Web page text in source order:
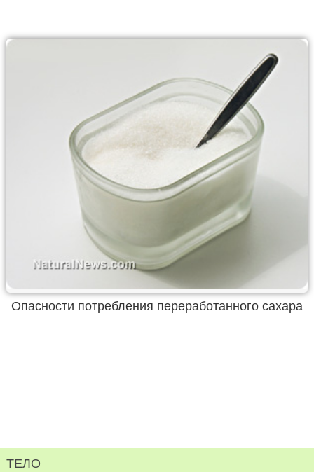
Опасности потребления переработанного сахара
ТЕЛО